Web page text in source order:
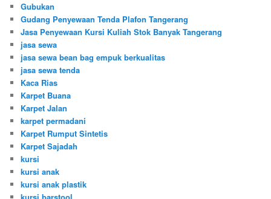
Gubukan
Gudang Penyewaan Tenda Plafon Tangerang
Jasa Penyewaan Kursi Kuliah Stok Banyak Tangerang
jasa sewa
jasa sewa bean bag empuk berkualitas
jasa sewa tenda
Kaca Rias
Karpet Buana
Karpet Jalan
karpet permadani
Karpet Rumput Sintetis
Karpet Sajadah
kursi
kursi anak
kursi anak plastik